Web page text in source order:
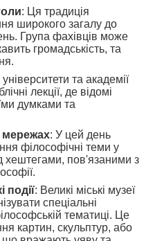
: Ця традиція
широкого загалу до
Група фахівців може
громадськість, та
університети та академії
лекції, де відомі
думками та
мережах: У цей день
філософічні теми у
хештегами, пов'язаними з
події: Великі міські музеї
спеціальні
тематиці. Це
картин, скульптур, або